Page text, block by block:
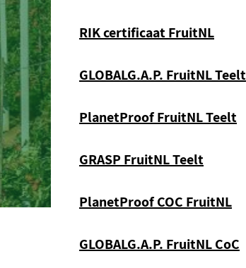
RIK certificaat FruitNL
GLOBALG.A.P. FruitNL Teelt
PlanetProof FruitNL Teelt
GRASP FruitNL Teelt
PlanetProof COC FruitNL
GLOBALG.A.P. FruitNL CoC